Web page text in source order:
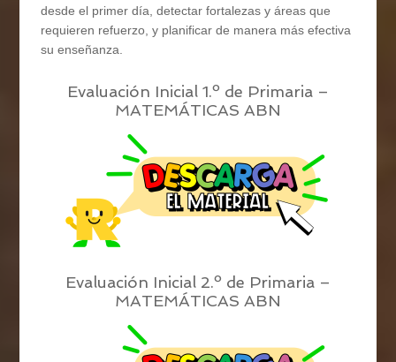
desde el primer día, detectar fortalezas y áreas que
requieren refuerzo, y planificar de manera más efectiva
su enseñanza.
Evaluación Inicial 1.º de Primaria –
MATEMÁTICAS ABN
Evaluación Inicial 2.º de Primaria –
MATEMÁTICAS ABN